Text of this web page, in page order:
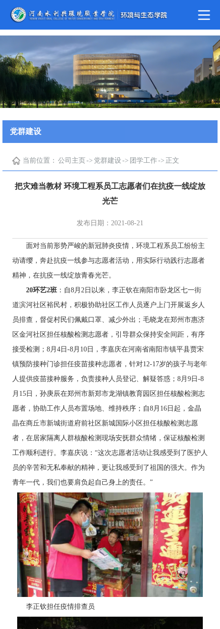
yl6809永利(集团)有限公司官网
党群建设
当前位置： 公司主页 -> 党群建设 -> 团学工作-> 正文
把灾难当教材 环境工程系员工志愿者们在抗疫一线绽放
光芒
发布日期：2021-08-21
面对当前形势严峻的新冠肺炎疫情，环境工程系员工纷纷主
动请缨，奔赴抗疫一线参与志愿者活动，用实际行动践行志愿者
精神，在抗疫一线绽放青春光芒。
20环艺2班 ：自8月2日以来，李正钦在南阳市卧龙区七一街
道滨河社区裕民村，积极协助社区工作人员逐户上门开展返乡人
员排查，督促村民们佩戴口罩、减少外出；毛晓龙在郑州市惠济
区金河社区担任核酸检测志愿者，引导群众保持安全间距，有序
接受检测；8月4日-8月10日，李嘉庆在河南省南阳市镇平县贾宋
镇预防接种门诊担任疫苗接种志愿者，针对12-17岁的孩子与老年
人提供疫苗接种服务，负责接种人员登记、解疑答惑；8月9日-8
月15日，孙庚辰在郑州市新郑市龙湖镇教育园区担任核酸检测志
愿者，协助工作人员布置场地、维持秩序；自8月16日起，金晶
晶在商丘市新城街道府前社区新城国际小区担任核酸检测志愿
者，在居家隔离人群核酸检测现场安抚群众情绪，保证核酸检测
工作顺利进行。李嘉庆说：“这次志愿者活动让我感受到了医护人
员的辛苦和无私奉献的精神，更让我感受到了祖国的强大。作为
青年一代，我们也要肩负起自己身上的责任。”
李正钦担任疫情排查员